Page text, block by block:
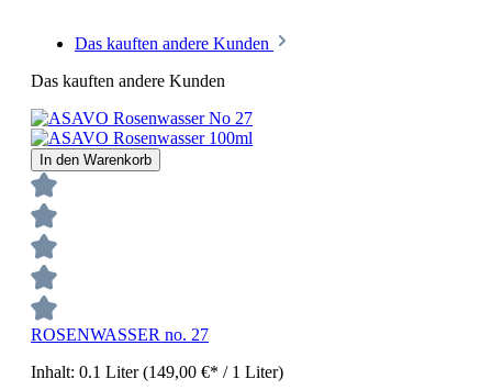
Das kauften andere Kunden
Das kauften andere Kunden
In den Warenkorb
ROSENWASSER no. 27
Inhalt: 0.1 Liter(149,00 €* / 1 Liter)